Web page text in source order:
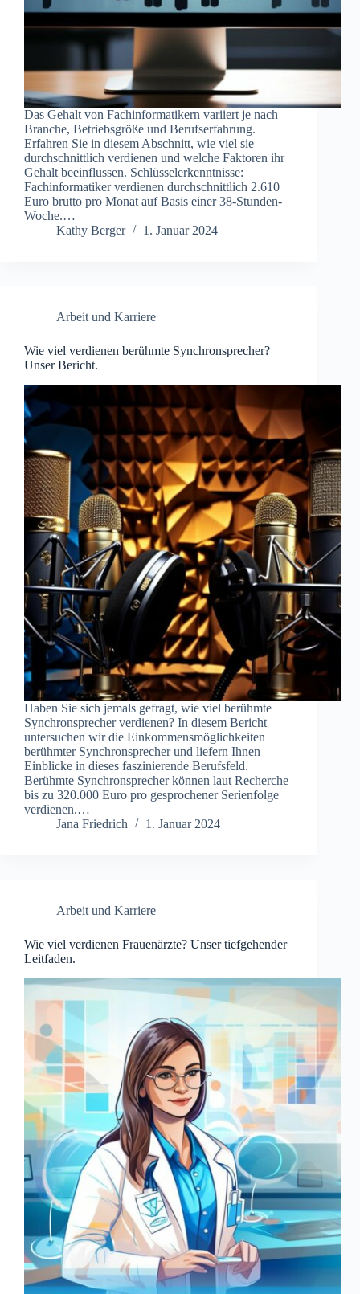
Das Gehalt von Fachinformatikern variiert je nach
Branche, Betriebsgröße und Berufserfahrung.
Erfahren Sie in diesem Abschnitt, wie viel sie
durchschnittlich verdienen und welche Faktoren ihr
Gehalt beeinflussen. Schlüsselerkenntnisse:
Fachinformatiker verdienen durchschnittlich 2.610
Euro brutto pro Monat auf Basis einer 38-Stunden-
Woche.…
Kathy Berger
1. Januar 2024
Arbeit und Karriere
Wie viel verdienen berühmte Synchronsprecher?
Unser Bericht.
Haben Sie sich jemals gefragt, wie viel berühmte
Synchronsprecher verdienen? In diesem Bericht
untersuchen wir die Einkommensmöglichkeiten
berühmter Synchronsprecher und liefern Ihnen
Einblicke in dieses faszinierende Berufsfeld.
Berühmte Synchronsprecher können laut Recherche
bis zu 320.000 Euro pro gesprochener Serienfolge
verdienen.…
Jana Friedrich
1. Januar 2024
Arbeit und Karriere
Wie viel verdienen Frauenärzte? Unser tiefgehender
Leitfaden.